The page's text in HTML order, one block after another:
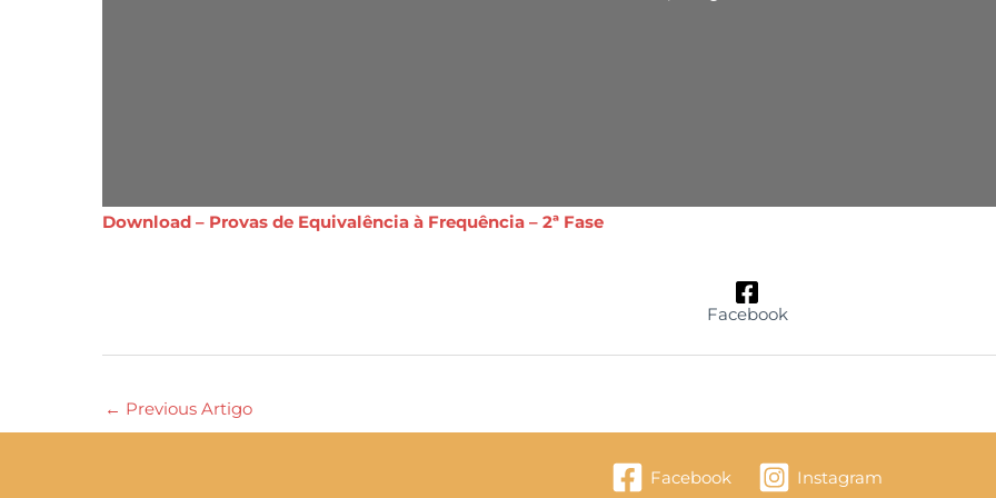
Download – Provas de Equivalência à Frequência – 2ª Fase
Facebook
← Previous Artigo
Facebook Instagram